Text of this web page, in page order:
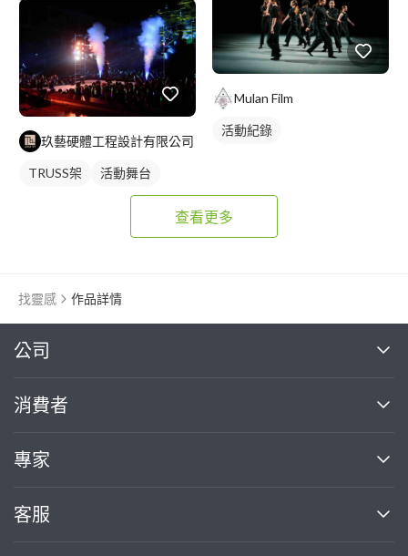
玖藝硬體工程設計有限公司
TRUSS架 活動舞台
Mulan Film
活動紀錄
查看更多
找靈感 作品詳情
公司
關於我們
部落格
加入我們
消費者
買服務
熱門服務
專家
案件中心
客服
繼續完成